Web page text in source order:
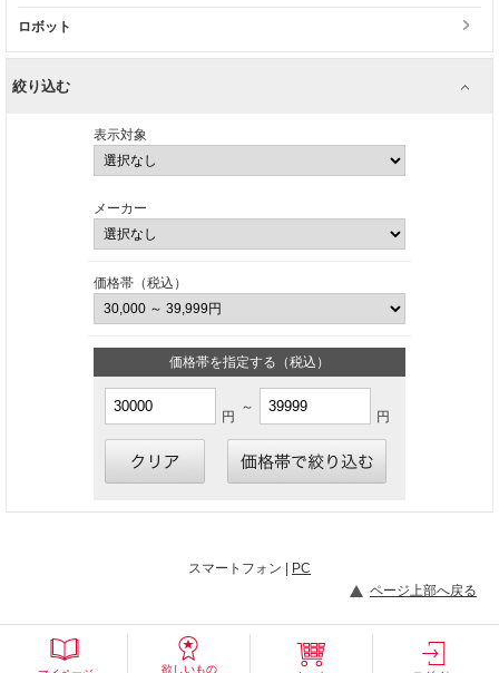
ロボット
絞り込む
表示対象
メーカー
価格帯（税込）
価格帯を指定する（税込）
円
～
円
スマートフォン |
PC
ページ上部へ戻る
欲しいもの